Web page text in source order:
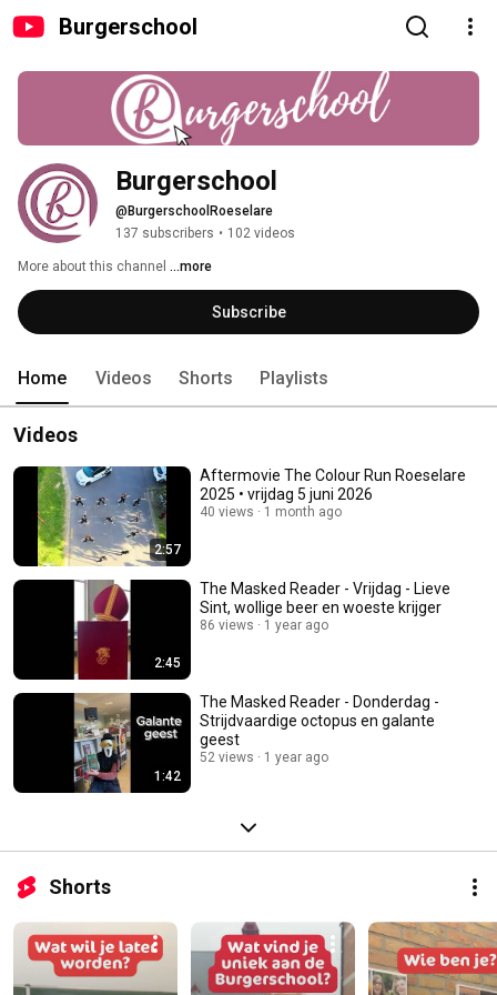
Burgerschool
Burgerschool
@BurgerschoolRoeselare
137 subscribers • 102 videos
More about this channel ...more
Subscribe
Home Videos Shorts Playlists
Videos
2:57
Aftermovie The Colour Run Roeselare
2025 • vrijdag 5 juni 2026
40 views 1 month ago
2:45
The Masked Reader - Vrijdag - Lieve
Sint, wollige beer en woeste krijger
86 views 1 year ago
1:42
The Masked Reader - Donderdag -
Strijdvaardige octopus en galante
geest
52 views 1 year ago
Shorts